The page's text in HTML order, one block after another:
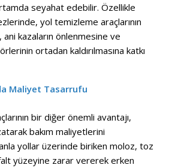
seyahat edebilir. Özellikle
yol temizleme araçlarının
ani kazaların önlenmesine ve
ortadan kaldırılmasına katkı
Maliyet Tasarrufu
bir diğer önemli avantajı,
bakım maliyetlerini
yollar üzerinde biriken moloz, toz
yüzeyine zarar vererek erken